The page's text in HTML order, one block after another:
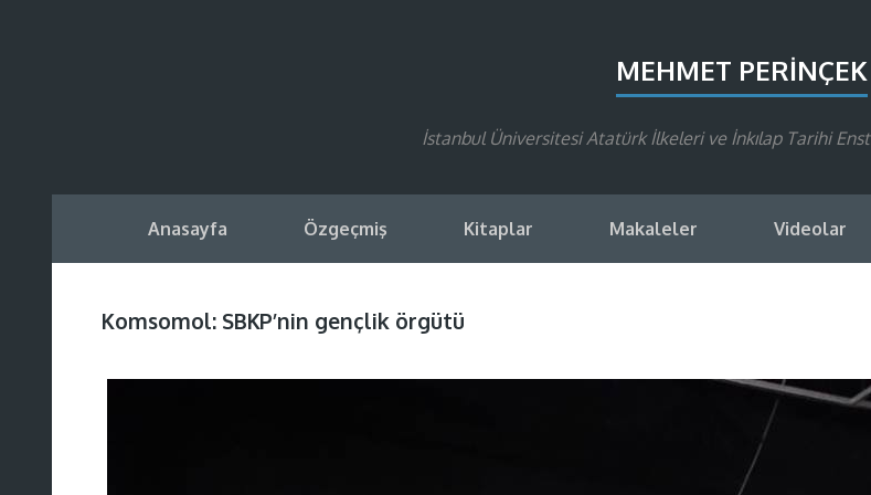
MEHMET PERINÇEK
İstanbul Üniversitesi Atatürk İlkeleri ve İnkılap Tarihi
Anasayfa Özgeçmiş Kitaplar Makaleler Videolar
Komsomol: SBKP’nin gençlik örgütü